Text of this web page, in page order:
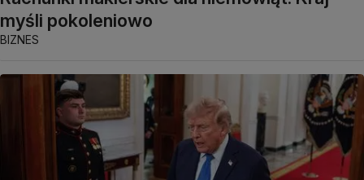
myśli pokoleniowo
BIZNES